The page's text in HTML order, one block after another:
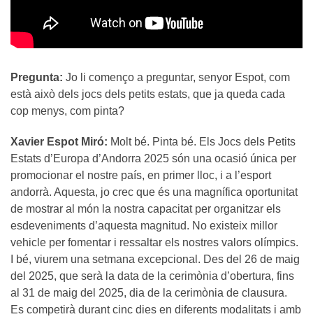
Pregunta: Jo li començo a preguntar, senyor Espot, com
està això dels jocs dels petits estats, que ja queda cada
cop menys, com pinta?
Xavier Espot Miró: Molt bé. Pinta bé. Els Jocs dels Petits
Estats d’Europa d’Andorra 2025 són una ocasió única per
promocionar el nostre país, en primer lloc, i a l’esport
andorrà. Aquesta, jo crec que és una magnífica oportunitat
de mostrar al món la nostra capacitat per organitzar els
esdeveniments d’aquesta magnitud. No existeix millor
vehicle per fomentar i ressaltar els nostres valors olímpics.
I bé, viurem una setmana excepcional. Des del 26 de maig
del 2025, que serà la data de la cerimònia d’obertura, fins
al 31 de maig del 2025, dia de la cerimònia de clausura.
Es competirà durant cinc dies en diferents modalitats i amb